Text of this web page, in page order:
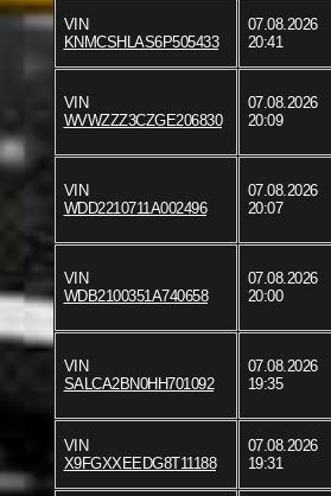
VIN
KNMCSHLAS6P505433
07.08.2026
20:41
VIN
WVWZZZ3CZGE206830
07.08.2026
20:09
VIN
WDD2210711A002496
07.08.2026
20:07
VIN
WDB2100351A740658
07.08.2026
20:00
VIN
SALCA2BN0HH701092
07.08.2026
19:35
VIN
X9FGXXEEDG8T11188
07.08.2026
19:31